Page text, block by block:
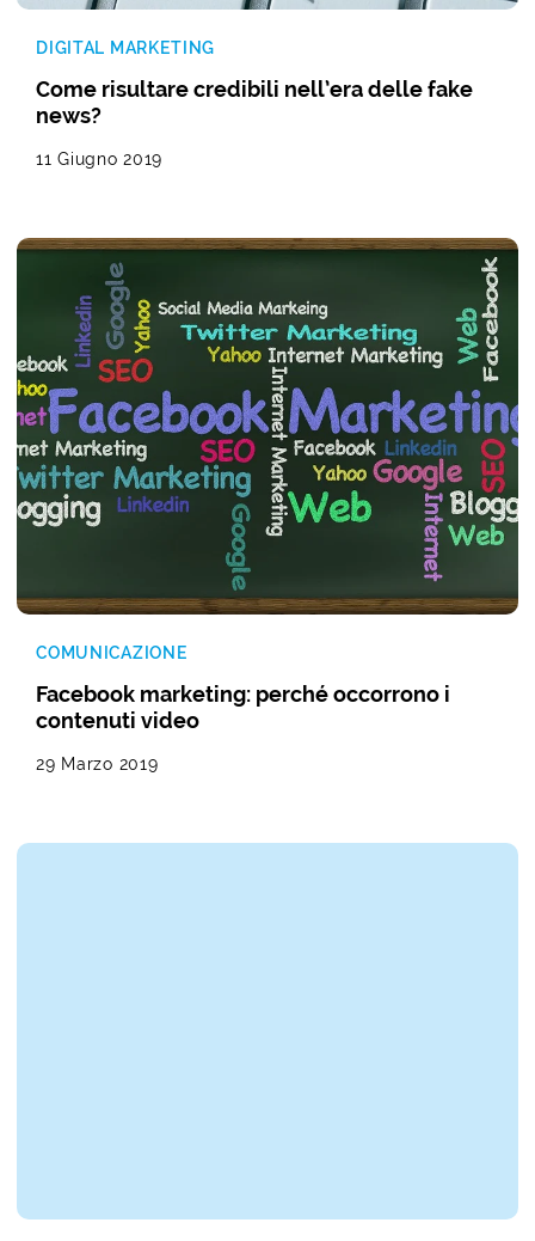
DIGITAL MARKETING
Come risultare credibili nell’era delle fake
news?
11 Giugno 2019
COMUNICAZIONE
Facebook marketing: perché occorrono i
contenuti video
29 Marzo 2019